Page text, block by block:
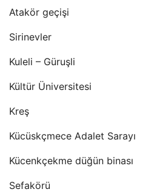
Atakör geçişi
Sirinevler
Kuleli – Güruşli
Kültür Üniversitesi
Kreş
Kücüskçmece Adalet Sarayı
Kücenkçekme düğün binası
Sefakörü